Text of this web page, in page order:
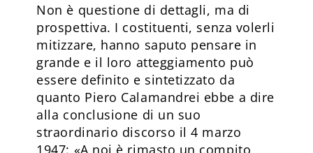
Non è questione di dettagli, ma di
prospettiva. I costituenti, senza volerli
mitizzare, hanno saputo pensare in
grande e il loro atteggiamento può
essere definito e sintetizzato da
quanto Piero Calamandrei ebbe a dire
alla conclusione di un suo
straordinario discorso il 4 marzo
1947: «A noi è rimasto un compito